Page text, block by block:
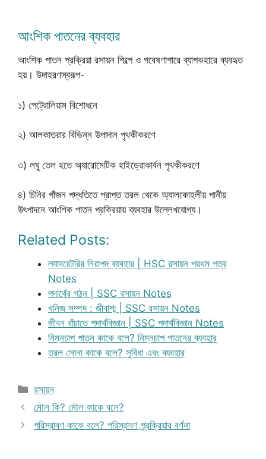
আংশিক পাতনের ব্যবহার
আংশিক পাতন প্রক্রিয়া রসায়ন শিল্পে ও গবেষণাগারে ব্যাপকহারে ব্যবহৃত
হয়। উদাহরণস্বরূপ-
১) পেট্রোলিয়াম বিশোধনে
২) আলকাতরার বিভিন্ন উপাদান পৃথকীকরণে
৩) লঘু তেল হতে অ্যারোমেটিক হাইড্রোকার্বন পৃথকীকরণে
৪) চিনির গাঁজন পদ্ধতিতে প্রাপ্ত তরল থেকে অ্যালকোহলীয় পানীয়
উৎপাদনে আংশিক পাতন প্রক্রিয়ায় ব্যবহার উল্লেখযোগ্য।
Related Posts:
ল্যাবরেটরির নিরাপদ ব্যবহার | HSC রসায়ন প্রথম পত্র
Notes
পদার্থের গঠন | SSC রসায়ন Notes
খনিজ সম্পদ : জীবাশ্ম | SSC রসায়ন Notes
জীবন বাঁচাতে পদার্থবিজ্ঞান | SSC পদার্থবিজ্ঞান Notes
নিম্নচাপ পাতন কাকে বলে? নিম্নচাপ পাতনের ব্যবহার
তরল সোনা কাকে বলে? সুবিধা এবং ব্যবহার
Categories
রসায়ন
মৌল কি? মৌল কাকে বলে?
পরিস্রাবণ কাকে বলে? পরিস্রাবণ প্র্রক্রিয়ার বর্ণনা